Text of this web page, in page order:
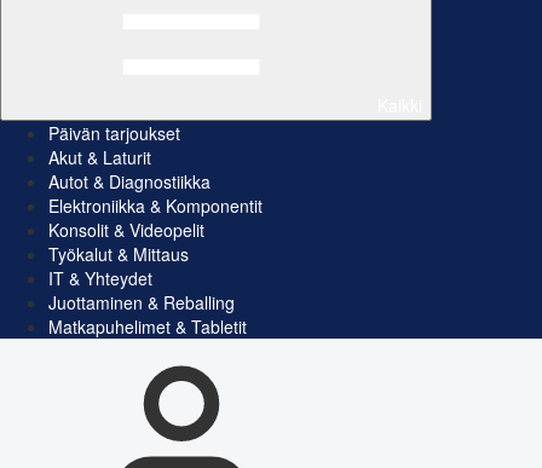
Päivän tarjoukset
Akut & Laturit
Autot & Diagnostiikka
Elektroniikka & Komponentit
Konsolit & Videopelit
Työkalut & Mittaus
IT & Yhteydet
Juottaminen & Reballing
Matkapuhelimet & Tabletit